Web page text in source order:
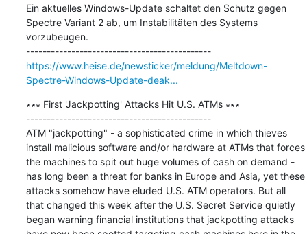
Ein aktuelles Windows-Update schaltet den Schutz gegen
Spectre Variant 2 ab, um Instabilitäten des Systems
vorzubeugen.
---------------------------------------------
https://www.heise.de/newsticker/meldung/Meltdown-
Spectre-Windows-Update-deak...
∗∗∗ First 'Jackpotting' Attacks Hit U.S. ATMs ∗∗∗
---------------------------------------------
ATM "jackpotting" - a sophisticated crime in which thieves
install malicious software and/or hardware at ATMs that forces
the machines to spit out huge volumes of cash on demand -
has long been a threat for banks in Europe and Asia, yet these
attacks somehow have eluded U.S. ATM operators. But all
that changed this week after the U.S. Secret Service quietly
began warning financial institutions that jackpotting attacks